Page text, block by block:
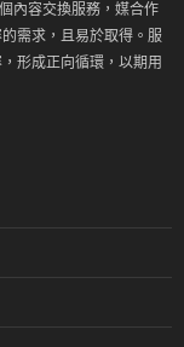
內容交換服務，媒合作
需求，且易於取得。服
形成正向循環，以期用